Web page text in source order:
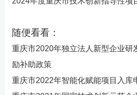
随便看看：
重庆市2020年独立法人新型企业研
励补助政策
重庆市2022年智能化赋能项目入库